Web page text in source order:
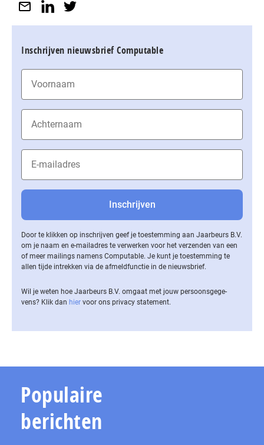
Inschrijven nieuwsbrief Computable
Door te klikken op inschrijven geef je toestemming aan Jaarbeurs B.V.
om je naam en e-mailadres te verwerken voor het verzenden van een
of meer mailings namens Computable. Je kunt je toestemming te
allen tijde intrekken via de af­meld­func­tie in de nieuwsbrief.
Wil je weten hoe Jaarbeurs B.V. omgaat met jouw per­soons­ge­ge­
vens? Klik dan hier voor ons privacy statement.
Populaire
berichten